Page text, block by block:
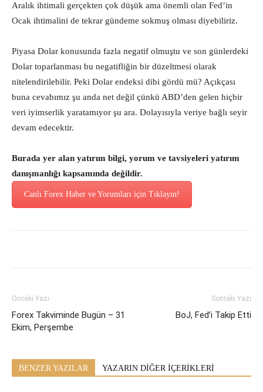
Aralık ihtimali gerçekten çok düşük ama önemli olan Fed’in
Ocak ihtimalini de tekrar gündeme sokmuş olması diyebiliriz.
Piyasa Dolar konusunda fazla negatif olmuştu ve son günlerdeki
Dolar toparlanması bu negatifliğin bir düzeltmesi olarak
nitelendirilebilir. Peki Dolar endeksi dibi gördü mü? Açıkçası
buna cevabımız şu anda net değil çünkü ABD’den gelen hiçbir
veri iyimserlik yaratamıyor şu ara. Dolayısıyla veriye bağlı seyir
devam edecektir.
Burada yer alan yatırım bilgi, yorum ve tavsiyeleri yatırım
danışmanlığı kapsamında değildir.
Canlı Forex Haber ve Yorumları için Tıklayın!
Önceki Yazı
Forex Takviminde Bugün – 31
Ekim, Perşembe
Sonraki Yazı
BoJ, Fed’i Takip Etti
BENZER YAZILAR YAZARIN DİĞER İÇERİKLERİ